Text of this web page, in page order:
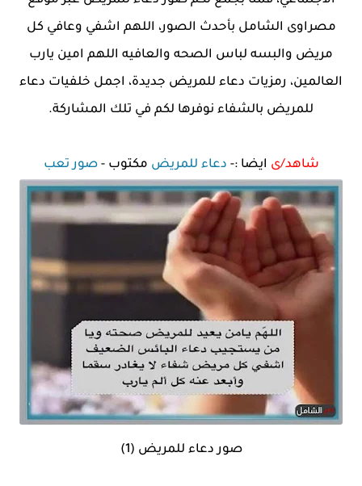
مصراوى الشامل بأحدث الصور، اللهم اشفي وعافي كل
مريض والبسه لباس الصحه والعافيه اللهم امين يارب
العالمين، رمزيات دعاء للمريض جديدة، اجمل خلفيات دعاء
للمريض بالشفاء نوفرها لكم في تلك المشاركة.
شاهد/ى ايضا :- دعاء للمريض مكتوب -صور تعب
صور دعاء للمريض (1)